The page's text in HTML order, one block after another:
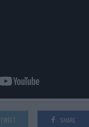
TWEET SHARE